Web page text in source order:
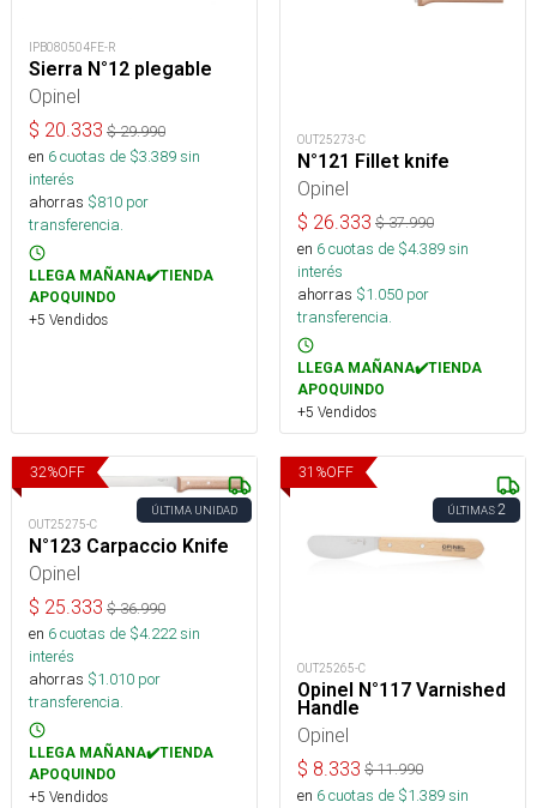
IPB080504FE-R
Sierra N°12 plegable
Opinel
$ 20.333 $29.990
en 6cuotas de $3.389sin
interés
ahorras $810 por
transferencia.
LLEGA MAÑANA✔️TIENDA
APOQUINDO
+5 Vendidos
OUT25273-C
N°121 Fillet knife
Opinel
$ 26.333 $37.990
en 6cuotas de $4.389sin
interés
ahorras $1.050 por
transferencia.
LLEGA MAÑANA✔️TIENDA
APOQUINDO
+5 Vendidos
32%OFF
ÚLTIMA UNIDAD
OUT25275-C
N°123 Carpaccio Knife
Opinel
$ 25.333 $36.990
en 6cuotas de $4.222sin
interés
ahorras $1.010 por
transferencia.
LLEGA MAÑANA✔️TIENDA
APOQUINDO
+5 Vendidos
31 %OFF
ÚLTIMAS2
OUT25265-C
Opinel N°117 Varnished
Handle
Opinel
$ 8.333 $11.990
en 6cuotas de $1.389sin